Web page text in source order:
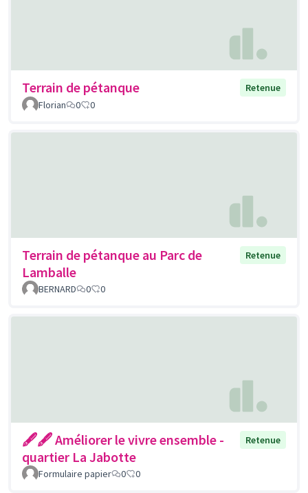
Terrain de pétanque
Retenue
Florian
0 0
Terrain de pétanque au Parc de
Lamballe
Retenue
BERNARD 0 0
🖋🖋 Améliorer le vivre ensemble -
quartier La Jabotte
Retenue
Formulaire papier 0 0